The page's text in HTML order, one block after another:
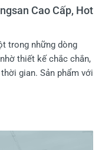
Cao Cấp, Hot
trong những dòng
thiết kế chắc chắn,
gian. Sản phẩm với
bài viết hôm nay, Kết